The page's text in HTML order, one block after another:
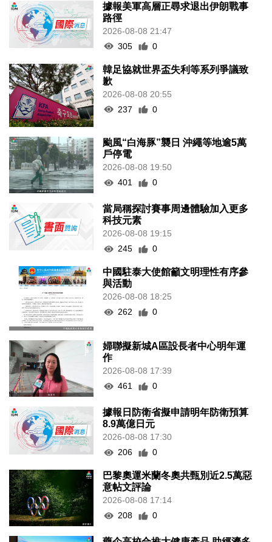
據報美軍高層正尋求退出伊朗戰事
路徑
2026-08-08 21:47
305
0
韓足協就世界盃失利等系列爭議致
歉
2026-08-08 20:55
237
0
颱風“白海豚”襲日 沖繩等地逾5萬
戶停電
2026-08-08 19:50
401
0
當局稱探討賽事周邊體驗加入更多
科技元素
2026-08-08 19:15
245
0
中國駐泰大使館籲文明理性有序參
與活動
2026-08-08 18:25
262
0
婦聯擬新城A區設長者中心明年運
作
2026-08-08 17:39
461
0
據報日防衛省擬申請明年防衛預算
8.9萬億日元
2026-08-08 17:30
206
0
巴黎奧運米蘭冬奧共甄別近2.5萬惡
意帖文評論
2026-08-08 17:14
208
0